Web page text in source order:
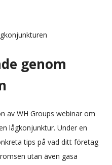
genom
av WH Groups webinar om
lågkonjunktur. Under en
tips på vad ditt företag
utan även gasa